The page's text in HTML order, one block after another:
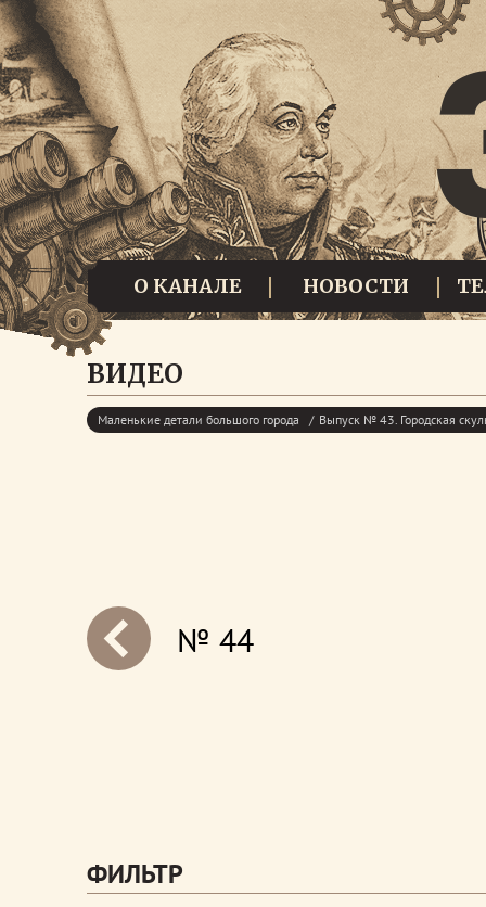
О КАНАЛЕ НОВОСТИ
ВИДЕО
Маленькие детали большого города Выпуск № 43. Городская
№ 44
ФИЛЬТР